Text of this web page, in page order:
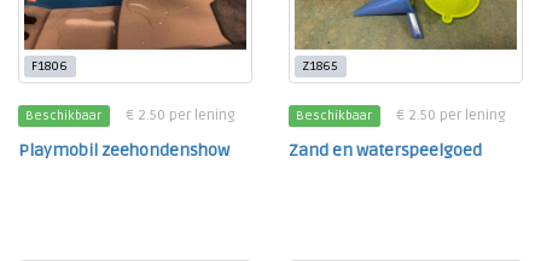
F1806
Beschikbaar € 2.50 per lening
Playmobil zeehondenshow
Z1865
Beschikbaar € 2.50 per lening
Zand en waterspeelgoed